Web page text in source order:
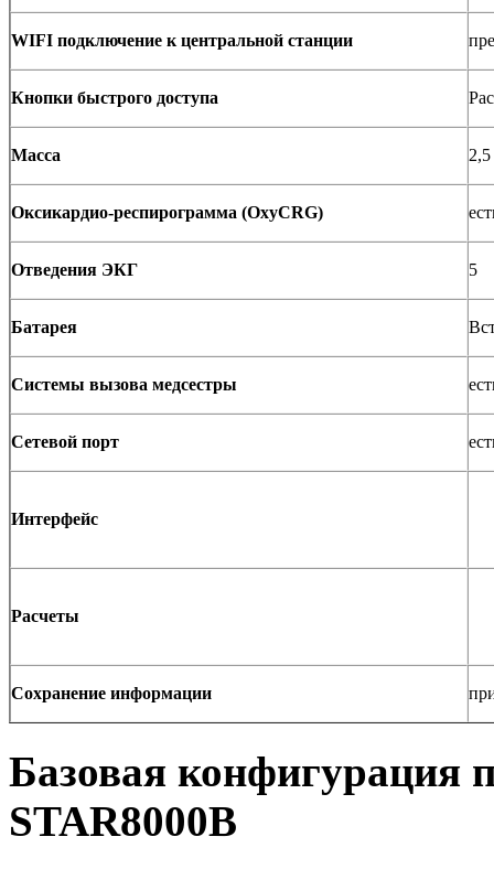
WIFI подключение к центральной станции
Кнопки быстрого доступа
Масса 2,5
Оксикардио-респирограмма (OxyCRG)
Отведения ЭКГ 5
Батарея
Системы вызова медсестры
Сетевой порт
Интерфейс
Расчеты
Сохранение информации
Базовая конфигурация
STAR8000B